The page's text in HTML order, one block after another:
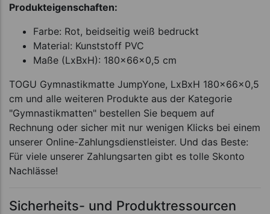
Produkteigenschaften:
Farbe: Rot, beidseitig weiß bedruckt
Material: Kunststoff PVC
Maße (LxBxH): 180x66x0,5 cm
TOGU Gymnastikmatte JumpYone, LxBxH 180x66x0,5
cm und alle weiteren Produkte aus der Kategorie
"Gymnastikmatten" bestellen Sie bequem auf
Rechnung oder sicher mit nur wenigen Klicks bei einem
unserer Online-Zahlungsdienstleister. Und das Beste:
Für viele unserer Zahlungsarten gibt es tolle Skonto
Nachlässe!
Sicherheits- und Produktressourcen